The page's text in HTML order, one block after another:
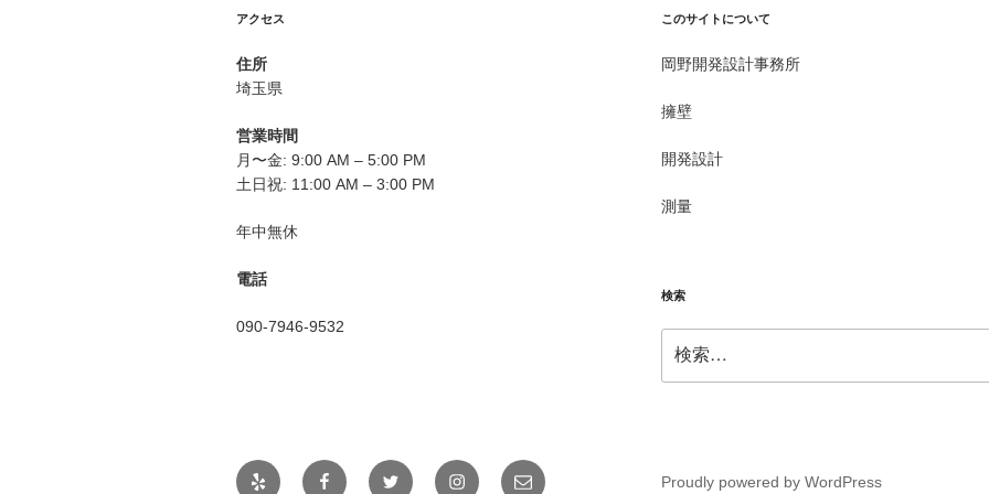
シ
ョ
ン
アクセス
住所
埼玉県
営業時間
月〜金: 9:00 AM – 5:00 PM
土日祝: 11:00 AM – 3:00 PM
年中無休
電話
090-7946-9532
このサイトについて
岡野開発設計事務所
擁壁
開発設計
測量
検索
索:
Yelp FacebookTwitter Instagramメ
Proudly powered by WordPress